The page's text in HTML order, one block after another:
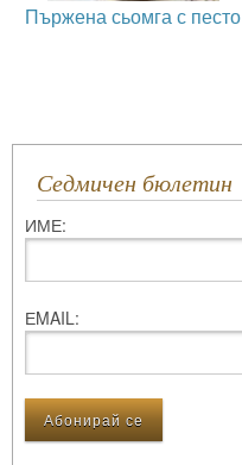
Пържена сьомга с песто
Седмичен бюлетин
ИМЕ:
ЕMAIL: